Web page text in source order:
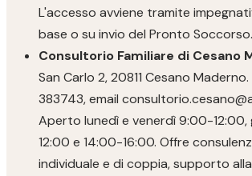
L'accesso avviene tramite
base o su invio del Pronto Soccorso.
Consultorio Familiare di Cesano
San Carlo 2, 20811 Cesano
383743, email
Aperto lunedì e venerdì 9:00-
12:00 e 14:00-16:00. Offre
individuale e di coppia, supporto